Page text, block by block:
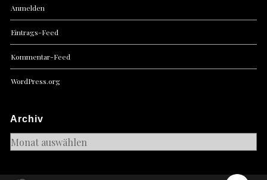
Anmelden
Eintrags-Feed
Kommentar-Feed
WordPress.org
Archiv
Archiv